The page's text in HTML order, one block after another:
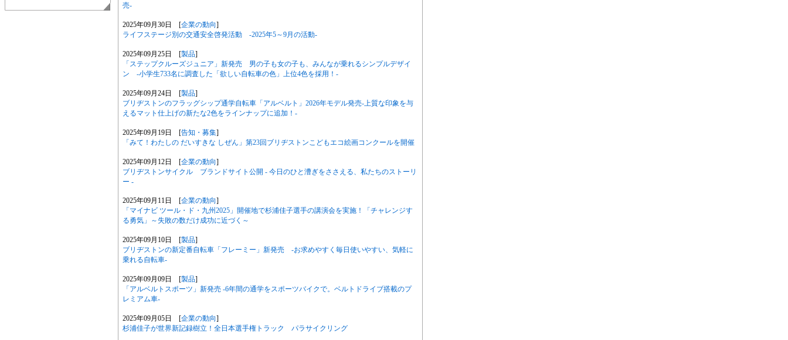
売-
2025年09月30日 [企業の動向]
ライフステージ別の交通安全啓発活動 -2025年5～9月の活動-
2025年09月25日 [製品]
「ステップクルーズジュニア」新発売 男の子も女の子も、みんなが乗れるシンプルデザイ
ン -小学生733名に調査した「欲しい自転車の色」上位4色を採用！-
2025年09月24日 [製品]
ブリヂストンのフラッグシップ通学自転車「アルベルト」2026年モデル発売-上質な印象を与
えるマット仕上げの新たな2色をラインナップに追加！-
2025年09月19日 [告知・募集]
「みて！わたしの だいすきな しぜん」第23回ブリヂストンこどもエコ絵画コンクールを開催
2025年09月12日 [企業の動向]
ブリヂストンサイクル ブランドサイト公開 - 今日のひと漕ぎをささえる、私たちのストーリ
ー -
2025年09月11日 [企業の動向]
「マイナビ ツール・ド・九州2025」開催地で杉浦佳子選手の講演会を実施！「チャレンジす
る勇気」～失敗の数だけ成功に近づく～
2025年09月10日 [製品]
ブリヂストンの新定番自転車「フレーミー」新発売 -お求めやすく毎日使いやすい、気軽に
乗れる自転車-
2025年09月09日 [製品]
「アルベルトスポーツ」新発売 -6年間の通学をスポーツバイクで。ベルトドライブ搭載のプ
レミアム車-
2025年09月05日 [企業の動向]
杉浦佳子が世界新記録樹立！全日本選手権トラック パラサイクリング